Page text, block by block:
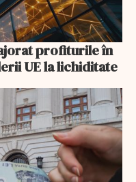
profiturile în
UE la lichiditate